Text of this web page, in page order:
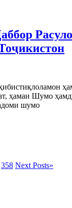
ҳамаи Шумо
шумо
358 Next Posts»